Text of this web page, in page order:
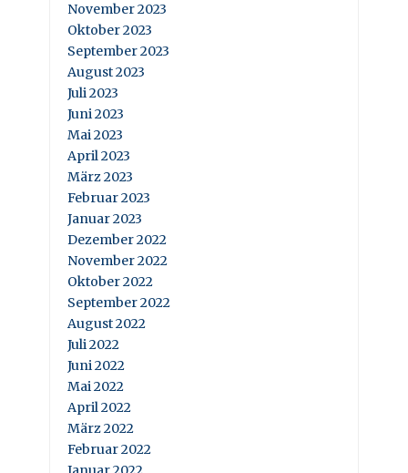
November 2023
Oktober 2023
September 2023
August 2023
Juli 2023
Juni 2023
Mai 2023
April 2023
März 2023
Februar 2023
Januar 2023
Dezember 2022
November 2022
Oktober 2022
September 2022
August 2022
Juli 2022
Juni 2022
Mai 2022
April 2022
März 2022
Februar 2022